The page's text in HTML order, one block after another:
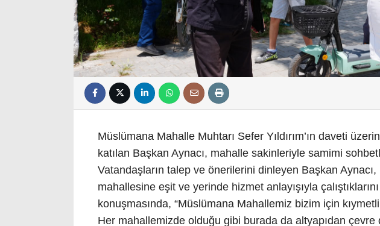
Müslümana Mahalle Muhtarı Sefer Yıldırım’ın daveti
katılan Başkan Aynacı, mahalle sakinleriyle samimi
Vatandaşların talep ve önerilerini dinleyen Başkan Aynacı,
mahallesine eşit ve yerinde hizmet anlayışıyla
konuşmasında, “Müslümana Mahallemiz bizim için
Her mahallemizde olduğu gibi burada da altyapıdan çevre